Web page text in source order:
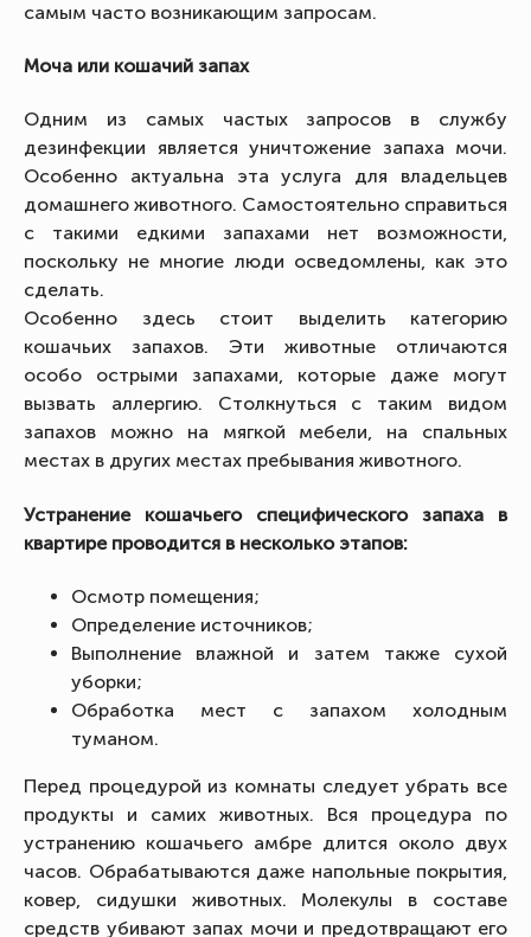
самым часто возникающим запросам.
Моча или кошачий запах
Одним из самых частых запросов в службу
дезинфекции является уничтожение запаха мочи.
Особенно актуальна эта услуга для владельцев
домашнего животного. Самостоятельно справиться
с такими едкими запахами нет возможности,
поскольку не многие люди осведомлены, как это
сделать.
Особенно здесь стоит выделить категорию
кошачьих запахов. Эти животные отличаются
особо острыми запахами, которые даже могут
вызвать аллергию. Столкнуться с таким видом
запахов можно на мягкой мебели, на спальных
местах в других местах пребывания животного.
Устранение кошачьего специфического запаха в
квартире проводится в несколько этапов:
Осмотр помещения;
Определение источников;
Выполнение влажной и затем также сухой
уборки;
Обработка мест с запахом холодным
туманом.
Перед процедурой из комнаты следует убрать все
продукты и самих животных. Вся процедура по
устранению кошачьего амбре длится около двух
часов. Обрабатываются даже напольные покрытия,
ковер, сидушки животных. Молекулы в составе
средств убивают запах мочи и предотвращают его